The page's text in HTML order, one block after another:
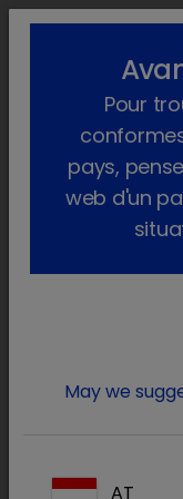
(1 produit)
compte
Pour
pays,
web d'un
May we
AT